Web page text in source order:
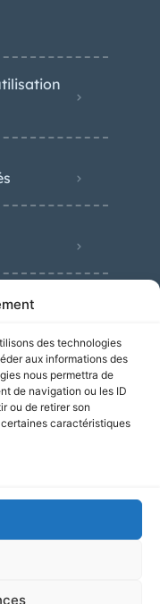
des technologies
aux informations des
nous permettra de
de navigation ou les ID
ou de retirer son
caractéristiques